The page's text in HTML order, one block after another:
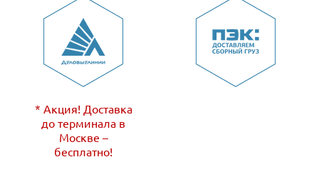
* Акция! Доставка
до терминала в
Москве –
бесплатно!